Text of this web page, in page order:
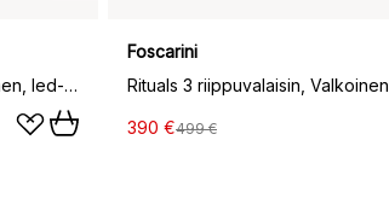
Gregg midi seinälamppu, valkoinen, led-lamppu
Foscarini
Rituals 3 riippuvalaisin, Valkoinen
390 €499 €